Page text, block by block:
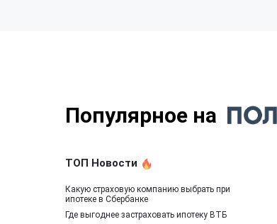
Популярное на
ТОП Новости
Какую страховую компанию выбрать при
ипотеке в Сбербанке
Где выгоднее застраховать ипотеку ВТБ